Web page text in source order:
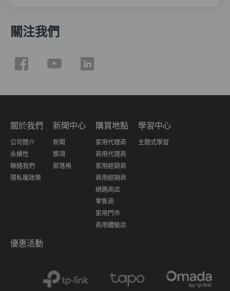
關注我們
關於我們
公司簡介
永續性
聯絡我們
隱私權政策
新聞中心
新聞
獎項
部落格
購買地點
家用代理商
商用代理商
家用經銷商
商用經銷商
網路商店
零售商
家用門市
商用體驗店
學習中心
主題式學習
優惠活動